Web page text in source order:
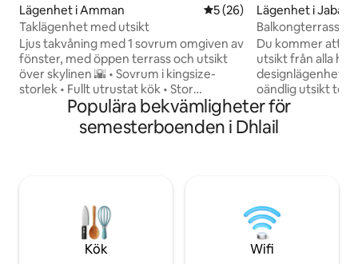
Lägenhet i Amman 5 av 5 i genomsnittligt
5 (26)
Taklägenhet med utsikt
Ljus takvåning med 1 sovrum omgiven av
fönster, med öppen terrass och utsikt
över skylinen 🌇 • Sovrum i kingsize-
storlek • Fullt utrustat kök • Stor
matplats • Naturligt upplyst vardagsrum
+ TV • Arbetsyta • Wi-Fi,
luftkonditionering, gasvärmare och
Parkering utan kostnad tillgänglig Ett
lugnt, hemtrevligt utrymme perfekt för
ensamma resenärer, par, vänner och
solnedgångsälskare ✨
Lägenhet i Jabal
Balkongterrass
Downtown
Du kommer att
utsikt från alla
designlägenhet. Här erbjuds en stor
oändlig utsikt
ljudisolerade
och solnedgång
show för dig. Njut av en premium
toppattraktioner,
restauranger
promenad bort!
Populära bekvämligheter för
semesterboenden i Dhlail
Kök Wifi